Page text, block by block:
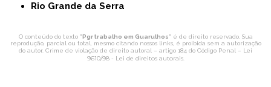
Rio Grande da Serra
O conteúdo do texto "Pgr trabalho em Guarulhos" é de direito reservado. Sua
reprodução, parcial ou total, mesmo citando nossos links, é proibida sem a autorização
do autor. Crime de violação de direito autoral – artigo 184 do Código Penal – Lei
9610/98 - Lei de direitos autorais.